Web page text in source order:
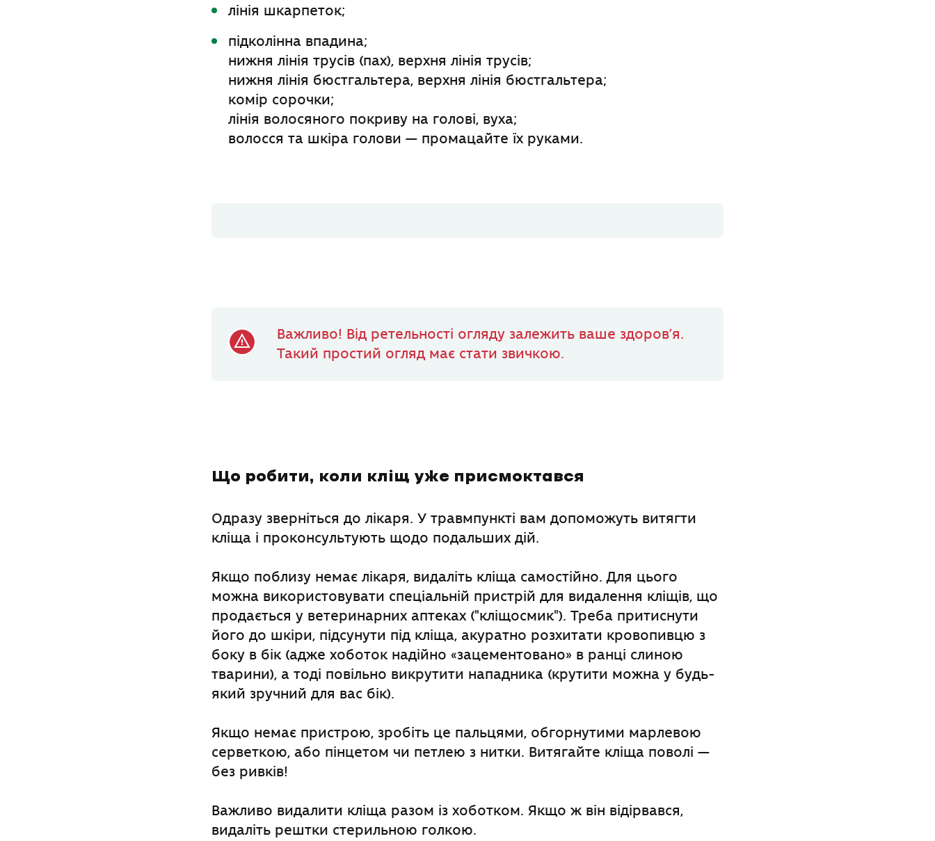
лінія шкарпеток;
підколінна впадина;
нижня лінія трусів (пах), верхня лінія трусів;
нижня лінія бюстгальтера, верхня лінія бюстгальтера;
комір сорочки;
лінія волосяного покриву на голові, вуха;
волосся та шкіра голови — промацайте їх руками.
Важливо! Від ретельності огляду залежить ваше здоров’я.
Такий простий огляд має стати звичкою.
Що робити, коли кліщ уже присмоктався
Одразу зверніться до лікаря. У травмпункті вам допоможуть витягти
кліща і проконсультують щодо подальших дій.
Якщо поблизу немає лікаря, видаліть кліща самостійно. Для цього
можна використовувати спеціальній пристрій для видалення кліщів, що
продається у ветеринарних аптеках ("кліщосмик"). Треба притиснути
його до шкіри, підсунути під кліща, акуратно розхитати кровопивцю з
боку в бік (адже хоботок надійно «зацементовано» в ранці слиною
тварини), а тоді повільно викрутити нападника (крутити можна у будь-
який зручний для вас бік).
Якщо немає пристрою, зробіть це пальцями, обгорнутими марлевою
серветкою, або пінцетом чи петлею з нитки. Витягайте кліща поволі —
без ривків!
Важливо видалити кліща разом із хоботком. Якщо ж він відірвався,
видаліть рештки стерильною голкою.